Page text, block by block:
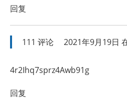
回复
111 评论 2021年9月19日
4r2Ihq7sprz4Awb91g
回复